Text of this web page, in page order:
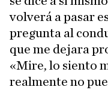
volverá a pasar
pregunta al
que me dejara
«Mire, lo siento
realmente no